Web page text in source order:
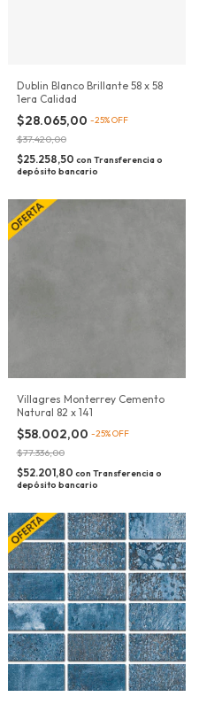
Dublin Blanco Brillante 58 x 58
1era Calidad
$28.065,00 -25%OFF
$37.420,00
$25.258,50 con Transferencia o
depósito bancario
Villagres Monterrey Cemento
Natural 82 x 141
$58.002,00 -25%OFF
$77.336,00
$52.201,80 con Transferencia o
depósito bancario